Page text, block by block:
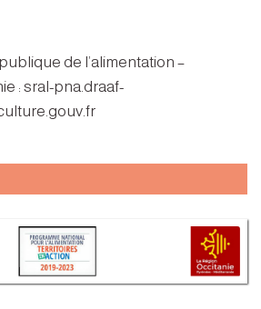
de l’alimentation –
: sral-pna.draaf-